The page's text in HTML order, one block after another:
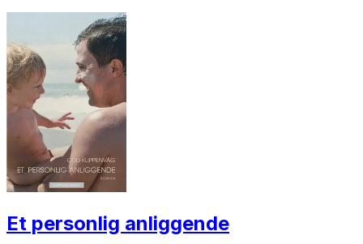
Et personlig anliggende